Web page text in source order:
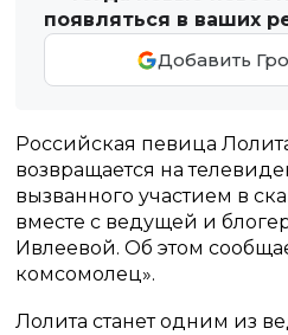
появляться в ваших
Добавить
Российская певица
возвращается на
вызванного участием в
вместе с ведущей и
Ивлеевой. Об этом
комсомолец».
Лолита станет одним из